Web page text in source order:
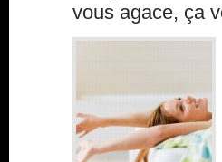
vous agace, ça